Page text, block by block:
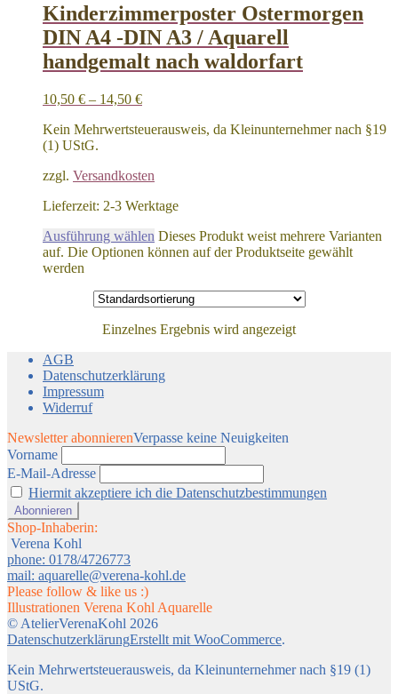
Kinderzimmerposter Ostermorgen
DIN A4 -DIN A3 / Aquarell
handgemalt nach waldorfart
10,50 € – 14,50 €
Kein Mehrwertsteuerausweis, da Kleinunternehmer nach §19
(1) UStG.
zzgl. Versandkosten
Lieferzeit: 2-3 Werktage
Ausführung wählen Dieses Produkt weist mehrere Varianten
auf. Die Optionen können auf der Produktseite gewählt
werden
Einzelnes Ergebnis wird angezeigt
AGB
Datenschutzerklärung
Impressum
Widerruf
Newsletter abonnierenVerpasse keine Neuigkeiten
Vorname
E-Mail-Adresse
Hiermit akzeptiere ich die Datenschutzbestimmungen
Shop-Inhaberin:
Verena Kohl
phone: 0178/4726773
mail: aquarelle@verena-kohl.de
Please follow & like us :)
Illustrationen Verena Kohl Aquarelle
© AtelierVerenaKohl 2026
DatenschutzerklärungErstellt mit WooCommerce.
Kein Mehrwertsteuerausweis, da Kleinunternehmer nach §19 (1)
UStG.